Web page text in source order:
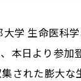
学 生命医
本日より参加
された膨大